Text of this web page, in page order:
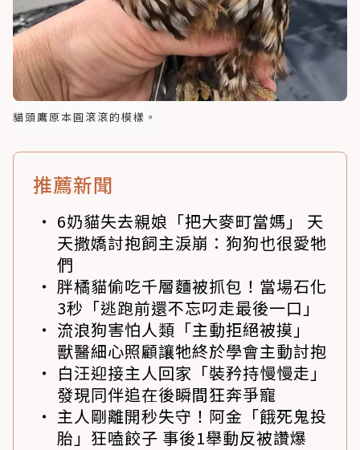
貓頭鷹原本圓滾滾的模樣。
推薦新聞
6奶貓失去親娘「把大麥町當媽」 天
天撒嬌討抱飼主淚崩：狗狗也很愛牠
們
胖橘貓偷吃千層麵被抓包！當場石化
3秒「逃跑前還不忘叼走最後一口」
流浪狗害怕人類「主動拒絕被摸」
獸醫細心照顧讓牠終於學會主動討抱
白汪迎接主人回家「裝矜持慢慢走」
發現同伴追在後瞬間狂奔爭寵
主人剛離開秒失守！阿金「餓死鬼投
胎」狂嗑餃子 事後1舉動反被讚爆